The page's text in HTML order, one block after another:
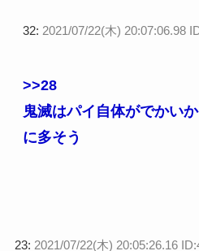
32: 2021/07/22(木) 20:07:06.98
>>28
鬼滅はパイ自体がでかい
に多そう
23: 2021/07/22(木) 20:05:26.16